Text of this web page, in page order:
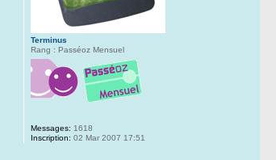
Terminus
Rang : Passéoz Mensuel
Messages: 1618
Inscription: 02 Mar 2007 17:51